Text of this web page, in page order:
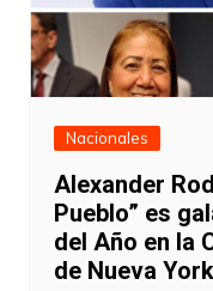
Nacionales
Alexander
Pueblo” es
del Año en la
de Nueva York